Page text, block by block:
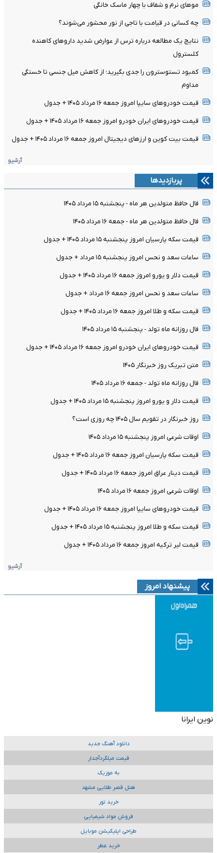
موهای نرم و شفاف با چهار ماسک خانگی
چه کسانی در قیامت با تاجی از نور محشور می‌شوند؟
نتایج یک مطالعه درباره ترس از عوارض شدید داروهای کاهنده
کلسترول
کمبود تستوسترون را جدی بگیرید؛ از کاهش میل جنسی تا خستگی
مداوم
قیمت خودرو‌های سایپا امروز جمعه ۱۶ مرداد ۱۴۰۵ + جدول
قیمت خودرو‌های ایران خودرو امروز جمعه ۱۶ مرداد ۱۴۰۵ + جدول
قیمت بیت کوین و ارز‌های دیجیتال امروز جمعه ۱۶ مرداد ۱۴۰۵ + جدول
آرشیو
پربازدیدها
فال حافظ متولدین هر ماه - پنجشنبه ۱۵ مرداد ۱۴۰۵
فال حافظ متولدین هر ماه - جمعه ۱۶ مرداد ۱۴۰۵
قیمت سکه پارسیان امروز پنجشنبه ۱۵ مرداد ۱۴۰۵ + جدول
ساعات سعد و نحس امروز پنجشنبه ۱۵ مرداد + جدول
قیمت دلار و یورو امروز جمعه ۱۶ مرداد ۱۴۰۵ + جدول
ساعات سعد و نحس امروز جمعه ۱۶ مرداد + جدول
قیمت سکه و طلا امروز جمعه ۱۶ مرداد ۱۴۰۵ + جدول
فال روزانه ماه تولد - پنجشنبه ۱۵ مرداد ۱۴۰۵
قیمت خودرو‌های ایران خودرو امروز جمعه ۱۶ مرداد ۱۴۰۵ + جدول
متن تبریک روز خبرنگار ۱۴۰۵
فال روزانه ماه تولد - جمعه ۱۶ مرداد ۱۴۰۵
قیمت دلار و یورو امروز پنجشنبه ۱۵ مرداد ۱۴۰۵ + جدول
روز خبرنگار در تقویم سال ۱۴۰۵ چه روزی است؟
اوقات شرعی امروز پنجشنبه ۱۵ مرداد ۱۴۰۵
قیمت سکه پارسیان امروز جمعه ۱۶ مرداد ۱۴۰۵ + جدول
قیمت دینار عراق امروز جمعه ۱۶ مرداد ۱۴۰۵ + جدول
اوقات شرعی امروز جمعه ۱۶ مرداد ۱۴۰۵
قیمت خودرو‌های سایپا امروز جمعه ۱۶ مرداد ۱۴۰۵ + جدول
قیمت سکه و طلا امروز پنجشنبه ۱۵ مرداد ۱۴۰۵ + جدول
قیمت لیر ترکیه امروز جمعه ۱۶ مرداد ۱۴۰۵ + جدول
آرشیو
پیشنهاد امروز
نوین ایرانا
دانلود آهنگ جدید
قیمت میلگردآجدار
به موزیک
هتل قصر طلایی مشهد
خرید تور
فروش مواد شیمیایی
طراحی اپلیکیشن موبایل
خرید عطر